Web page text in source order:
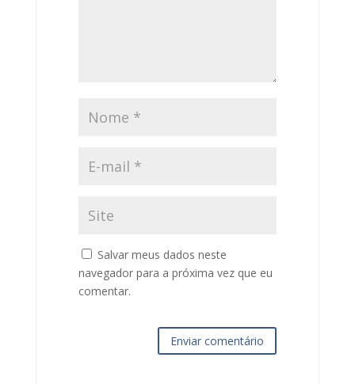
Salvar meus dados neste
navegador para a próxima vez que eu
comentar.
Enviar comentário